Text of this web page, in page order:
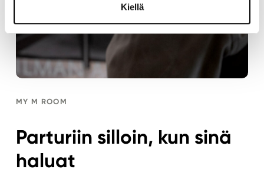
Kiellä
MY M ROOM
Parturiin silloin, kun sinä
haluat